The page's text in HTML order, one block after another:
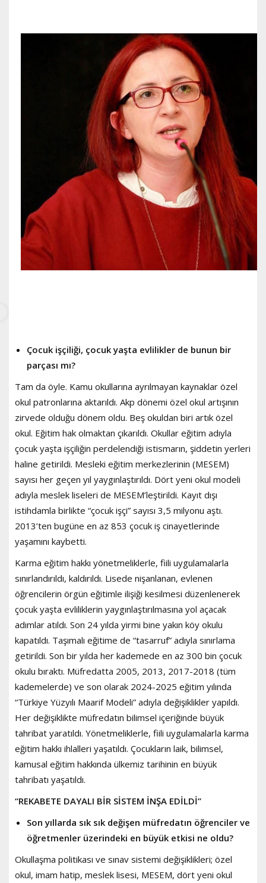
Çocuk işçiliği, çocuk yaşta evlilikler de bunun bir
parçası mı?
Tam da öyle. Kamu okullarına ayrılmayan kaynaklar özel
okul patronlarına aktarıldı. Akp dönemi özel okul artışının
zirvede olduğu dönem oldu. Beş okuldan biri artık özel
okul. Eğitim hak olmaktan çıkarıldı. Okullar eğitim adıyla
çocuk yaşta işçiliğin perdelendiği istismarın, şiddetin yerleri
haline getirildi. Mesleki eğitim merkezlerinin (MESEM)
sayısı her geçen yıl yaygınlaştırıldı. Dört yeni okul modeli
adıyla meslek liseleri de MESEM’leştirildi. Kayıt dışı
istihdamla birlikte “çocuk işçi” sayısı 3,5 milyonu aştı.
2013’ten bugüne en az 853 çocuk iş cinayetlerinde
yaşamını kaybetti.
Karma eğitim hakkı yönetmeliklerle, fiili uygulamalarla
sınırlandırıldı, kaldırıldı. Lisede nişanlanan, evlenen
öğrencilerin örgün eğitimle ilişiği kesilmesi düzenlenerek
çocuk yaşta evliliklerin yaygınlaştırılmasına yol açacak
adımlar atıldı. Son 24 yılda yirmi bine yakın köy okulu
kapatıldı. Taşımalı eğitime de “tasarruf” adıyla sınırlama
getirildi. Son bir yılda her kademede en az 300 bin çocuk
okulu bıraktı. Müfredatta 2005, 2013, 2017-2018 (tüm
kademelerde) ve son olarak 2024-2025 eğitim yılında
“Türkiye Yüzyılı Maarif Modeli” adıyla değişiklikler yapıldı.
Her değişiklikte müfredatın bilimsel içeriğinde büyük
tahribat yaratıldı. Yönetmeliklerle, fiili uygulamalarla karma
eğitim hakkı ihlalleri yaşatıldı. Çocukların laik, bilimsel,
kamusal eğitim hakkında ülkemiz tarihinin en büyük
tahribatı yaşatıldı.
“REKABETE DAYALI BİR SİSTEM İNŞA EDİLDİ”
Son yıllarda sık sık değişen müfredatın öğrenciler ve
öğretmenler üzerindeki en büyük etkisi ne oldu?
Okullaşma politikası ve sınav sistemi değişiklikleri; özel
okul, imam hatip, meslek lisesi, MESEM, dört yeni okul